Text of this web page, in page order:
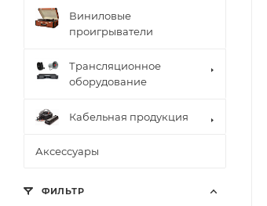
Виниловые
проигрыватели
Трансляционное
оборудование
Кабельная продукция
Аксессуары
ФИЛЬТР